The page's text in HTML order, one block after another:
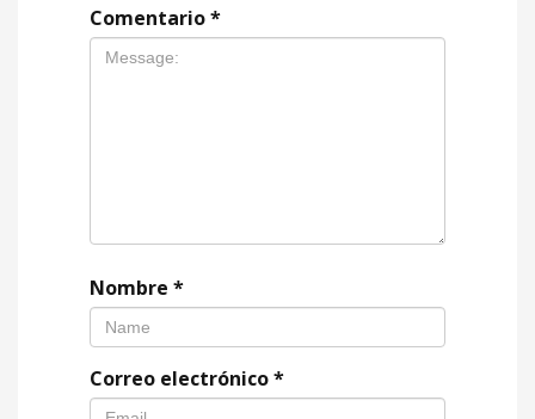
Comentario*
Nombre *
Correo electrónico*